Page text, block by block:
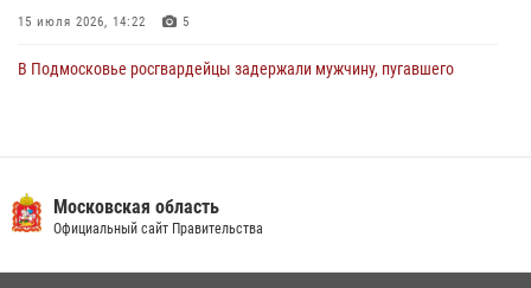
15 июля 2026, 14:22 5
В Подмосковье росгвардейцы задержали мужчину, пугавшего
федеральном розыске (видео)
22 июля 2026, 14:15 1
Московская область
Официальный сайт Правительства